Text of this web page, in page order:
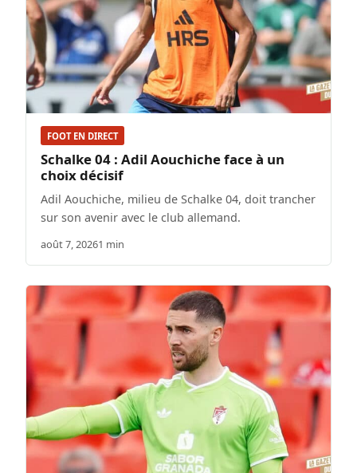
FOOT EN DIRECT
Schalke 04 : Adil Aouchiche face à un
choix décisif
Adil Aouchiche, milieu de Schalke 04, doit trancher
sur son avenir avec le club allemand.
août 7, 20261 min